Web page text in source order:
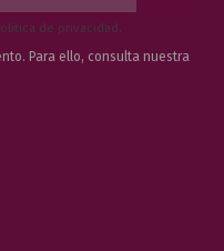
de privacidad.
Para ello, consulta nuestra